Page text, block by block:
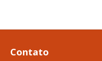
Contato